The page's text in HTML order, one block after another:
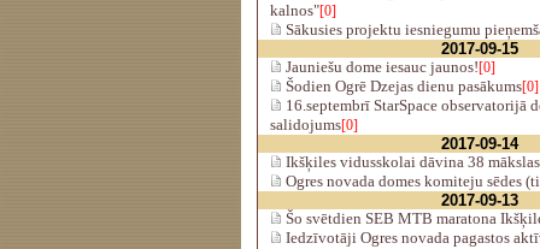
kalnos"[0]
Sākusies projektu iesniegumu
2017-09-15
Jauniešu dome iesauc jaunos![0]
Šodien Ogrē Dzejas dienu pasākums[0]
16.septembrī StarSpace observatorijā
salidojums[0]
2017-09-14
Ikšķiles vidusskolai dāvina 38
Ogres novada domes komiteju sēdes
2017-09-13
Šo svētdien SEB MTB maratona
Iedzīvotāji Ogres novada pagastos